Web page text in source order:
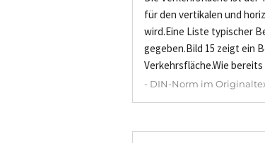
für den vertikalen und
wird.Eine Liste typischer
gegeben.Bild 15 zeigt ein
Verkehrsfläche.Wie bereits
- DIN-Norm im